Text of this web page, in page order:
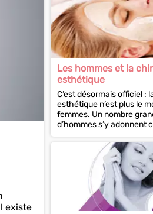
existe
Les hommes et la
esthétique
C’est désormais officiel :
esthétique n’est plus le
femmes. Un nombre
d’hommes s’y adonnent